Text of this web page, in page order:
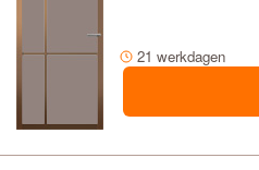
21 werkdagen